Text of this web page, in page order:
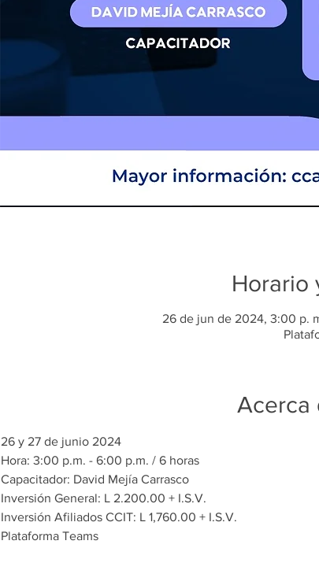
Horario
26 de jun de 2024, 3:00 p.
Acerca
26 y 27 de junio 2024
Hora: 3:00 p.m. - 6:00 p.m. / 6 horas
Capacitador: David Mejía Carrasco
Inversión General: L 2.200.00 + I.S.V.
Inversión Afiliados CCIT: L 1,760.00 + I.S.V.
Plataforma Teams